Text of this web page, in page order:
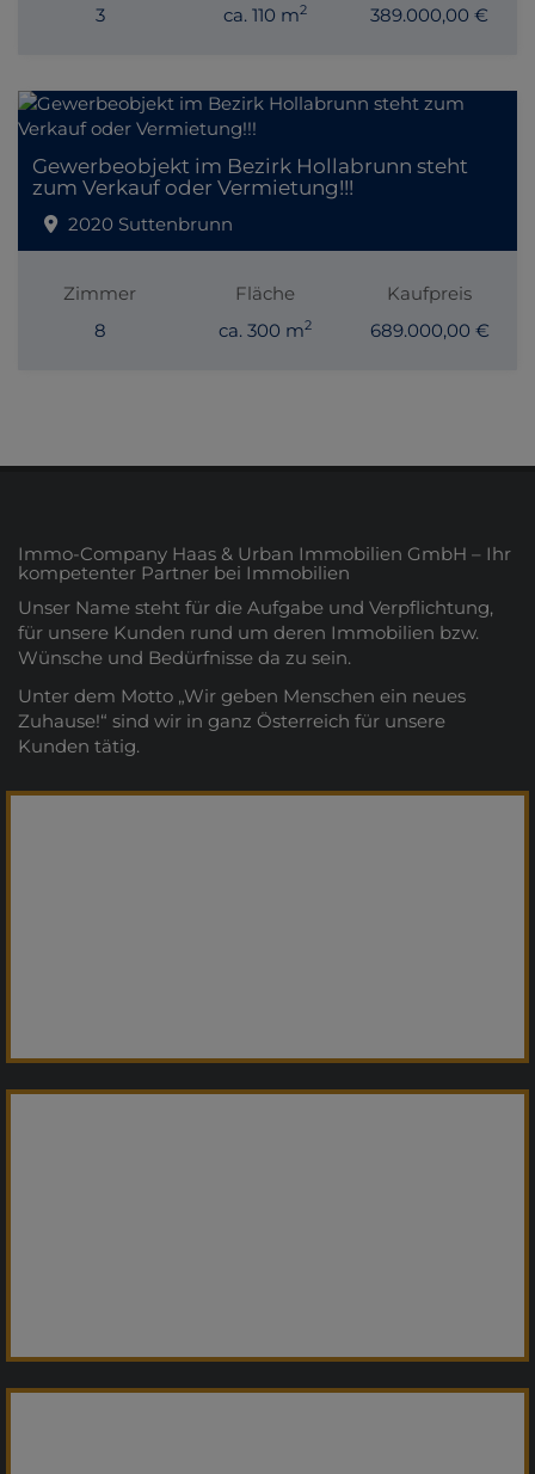
3
ca. 110 m2
389.000,00 €
Gewerbeobjekt im Bezirk Hollabrunn steht
zum Verkauf oder Vermietung!!!
2020 Suttenbrunn
Zimmer
8
Fläche
ca. 300 m2
Kaufpreis
689.000,00 €
Immo-Company Haas & Urban Immobilien GmbH – Ihr
kompetenter Partner bei Immobilien
Unser Name steht für die Aufgabe und Verpflichtung,
für unsere Kunden rund um deren Immobilien bzw.
Wünsche und Bedürfnisse da zu sein.
Unter dem Motto „Wir geben Menschen ein neues
Zuhause!“ sind wir in ganz Österreich für unsere
Kunden tätig.